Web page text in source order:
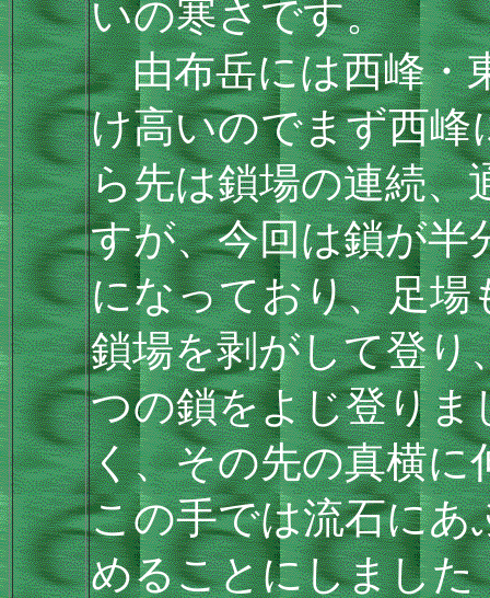
いの寒さです。
由布岳には西峰・
け高いのでまず西峰
ら先は鎖場の連続、
すが、今回は鎖が半
になっており、足場
鎖場を剥がして登り
つの鎖をよじ登りま
く、その先の真横に
この手では流石にあ
めることにしました